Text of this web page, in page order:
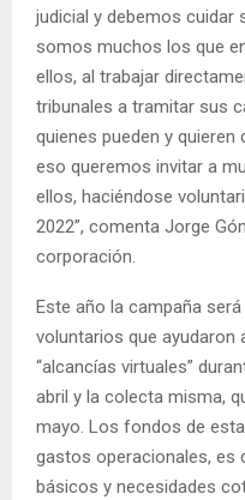
judicial y debemos cuidar
somos muchos los que
ellos, al trabajar
tribunales a tramitar sus
quienes pueden y
eso queremos invitar a
ellos, haciéndose
2022”, comenta Jorge
corporación.
Este año la campaña
voluntarios que ayudaron
“alcancías virtuales”
abril y la colecta misma,
mayo. Los fondos de
gastos operacionales, es
básicos y necesidades